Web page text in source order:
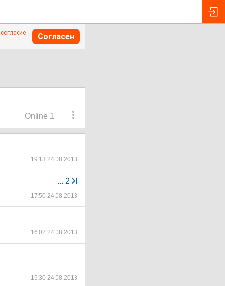
согласие
Согласен
Online 1
19:13 24.08.2013
... 2
17:50 24.08.2013
16:02 24.08.2013
15:30 24.08.2013